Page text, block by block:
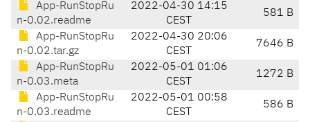
App-RunStopRu
n-0.02.readme
2022-04-30 14:15
CEST
581 B
App-RunStopRu
n-0.02.tar.gz
2022-04-30 20:06
CEST
7646 B
App-RunStopRu
n-0.03.meta
2022-05-01 01:06
CEST
1272 B
App-RunStopRu
n-0.03.readme
2022-05-01 00:58
CEST
586 B